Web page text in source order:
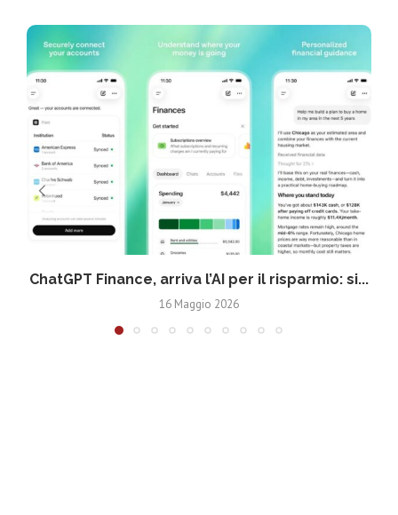
ChatGPT Finance, arriva l’AI per il risparmio: si...
16 Maggio 2026